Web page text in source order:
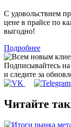
С удовольствием
цене в прайсе по
выгодно!
Подробнее
Подписывайтесь на
и следите за
Читайте